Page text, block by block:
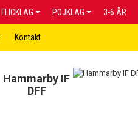
FLICKLAG POJKLAG 3-6 ÅR
Kontakt
Hammarby IF
DFF